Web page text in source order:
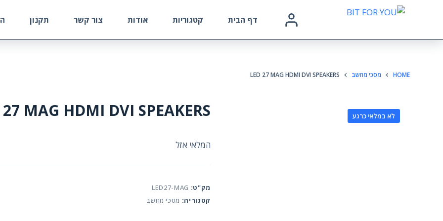
דף הבית קטגוריות אודות צור קשר תקנון
HOME מסכי מחשב LED 27 MAG HDMI DVI SPEAKERS
לא במלאי כרגע 27 MAG HDMI DVI SPEAKERS
המלאי אזל
מק"ט: LED27-MAG
קטגוריה: מסכי מחשב